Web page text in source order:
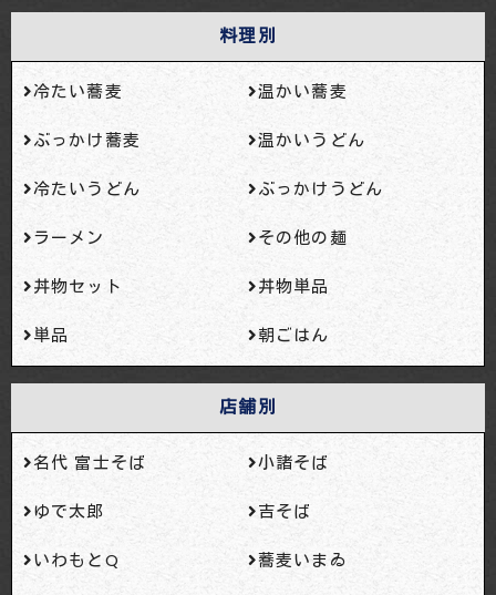
料理別
冷たい蕎麦 温かい蕎麦
ぶっかけ蕎麦 温かいうどん
冷たいうどん ぶっかけうどん
ラーメン その他の麺
丼物セット 丼物単品
単品 朝ごはん
店舗別
名代 富士そば 小諸そば
ゆで太郎 吉そば
いわもとQ 蕎麦いまゐ